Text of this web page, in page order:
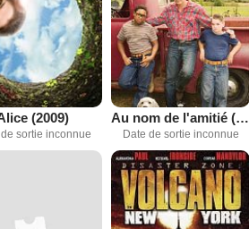
(2009)
sortie inconnue
Au nom de l'amitié ( TV )
Date de sortie inconnue